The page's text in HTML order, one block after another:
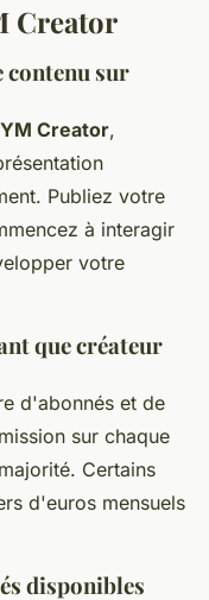
Creator
contenu sur
Creator,
Publiez votre
à interagir
votre
que créateur
d'abonnés et de
sur chaque
Certains
d'euros mensuels
disponibles